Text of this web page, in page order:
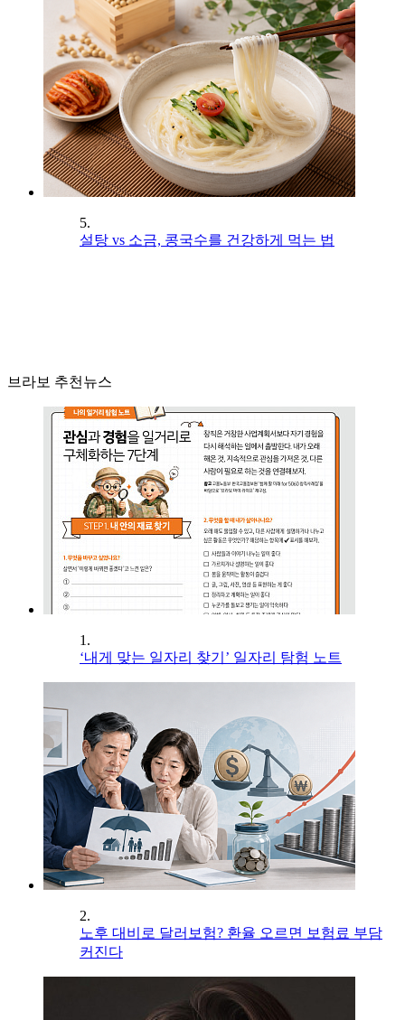
5.
설탕 vs 소금, 콩국수를 건강하게 먹는 법
브라보 추천뉴스
1.
‘내게 맞는 일자리 찾기’ 일자리 탐험 노트
2.
노후 대비로 달러보험? 환율 오르면 보험료 부담
커진다